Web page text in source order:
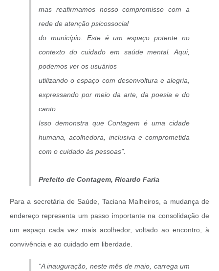
mas reafirmamos nosso compromisso com a
rede de atenção psicossocial
do município. Este é um espaço potente no
contexto do cuidado em saúde mental. Aqui,
podemos ver os usuários
utilizando o espaço com desenvoltura e alegria,
expressando por meio da arte, da poesia e do
canto.
Isso demonstra que Contagem é uma cidade
humana, acolhedora, inclusiva e comprometida
com o cuidado às pessoas”.
Prefeito de Contagem, Ricardo Faria
Para a secretária de Saúde, Taciana Malheiros, a mudança de
endereço representa um passo importante na consolidação de
um espaço cada vez mais acolhedor, voltado ao encontro, à
convivência e ao cuidado em liberdade.
“A inauguração, neste mês de maio, carrega um